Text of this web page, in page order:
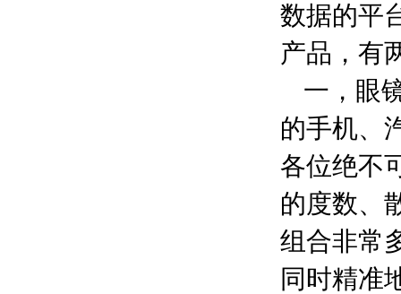
数据的平
产品，有
一，眼
的手机、
各位绝不
的度数、
组合非常
同时精准